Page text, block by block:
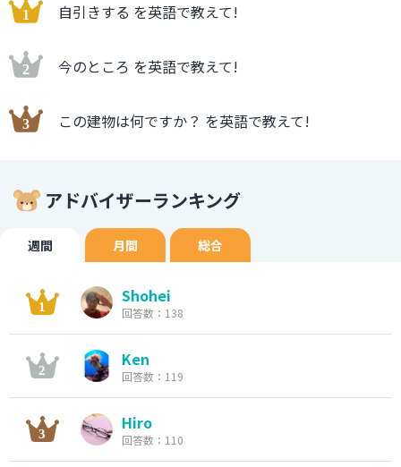
自引きする を英語で教えて!
今のところ を英語で教えて!
この建物は何ですか？ を英語で教えて!
アドバイザーランキング
週間 月間 総合
Shohei
回答数：138
Ken
回答数：119
Hiro
回答数：110